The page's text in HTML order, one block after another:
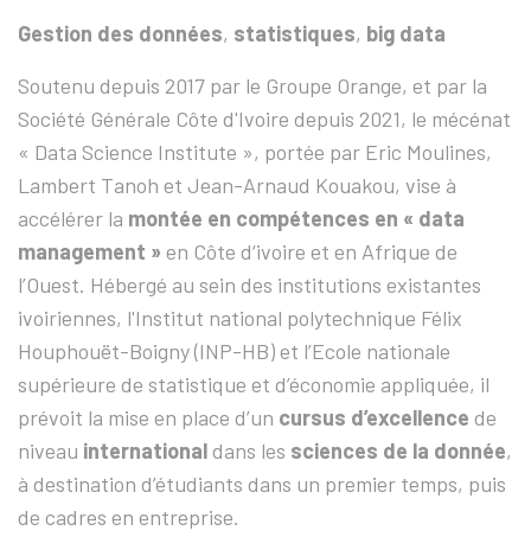
Gestion des données, statistiques, big data
Soutenu depuis 2017 par le Groupe Orange, et par la
Société Générale Côte d'Ivoire depuis 2021, le mécénat
« Data Science Institute », portée par Eric Moulines,
Lambert Tanoh et Jean-Arnaud Kouakou, vise à
accélérer la montée en compétences en « data
management » en Côte d‘ivoire et en Afrique de
l’Ouest. Hébergé au sein des institutions existantes
ivoiriennes, l'Institut national polytechnique Félix
Houphouët-Boigny (INP-HB) et l’Ecole nationale
supérieure de statistique et d’économie appliquée, il
prévoit la mise en place d’un cursus d’excellence de
niveau internationaldans les sciences de la donnée,
à destination d’étudiants dans un premier temps, puis
de cadres en entreprise.